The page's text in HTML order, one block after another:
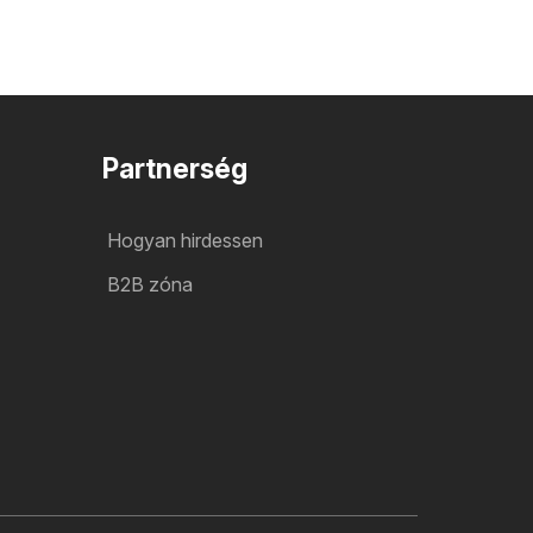
Partnerség
Hogyan hirdessen
B2B zóna